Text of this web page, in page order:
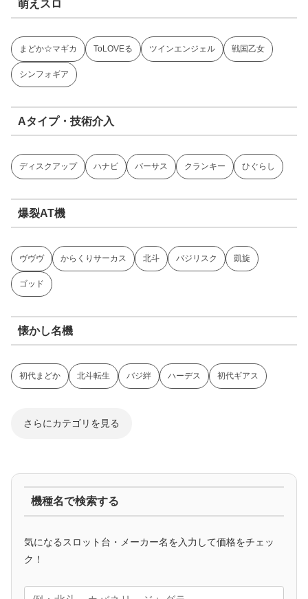
萌えスロ
まどか☆マギカ ToLOVEる ツインエンジェル 戦国乙女
シンフォギア
Aタイプ・技術介入
ディスクアップ ハナビ バーサス クランキー ひぐらし
爆裂AT機
ヴヴヴ からくりサーカス 北斗 バジリスク 凱旋
ゴッド
懐かし名機
初代まどか 北斗転生 バジ絆 ハーデス 初代ギアス
さらにカテゴリを見る
アニメタイアップ
機種名で検索する
気になるスロット台・メーカー名を入力して価格をチェッ
ク！